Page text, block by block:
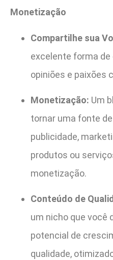
Monetização
Compartilhe sua
excelente forma
opiniões e paixões
Monetização: Um
tornar uma fonte
publicidade,
produtos ou
monetização.
Conteúdo de
um nicho que você
potencial de
qualidade,